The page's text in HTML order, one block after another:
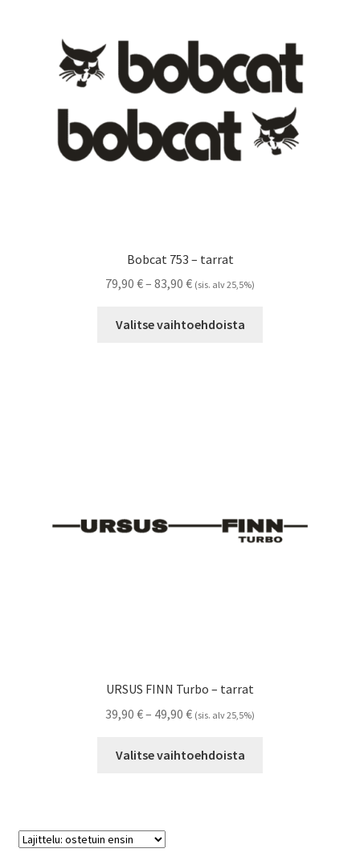
tuotteen
sivulla.
Bobcat 753 – tarrat
79,90 €– 83,90 €Hintaluokka:
-
(sis. alv 25,5%)
Valitse vaihtoehdoista
URSUS FINN Turbo – tarrat
39,90 €– 49,90 €Hintaluokka:
-
(sis. alv 25,5%)
Valitse vaihtoehdoista